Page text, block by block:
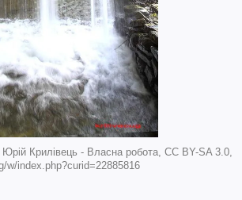
Крилівець - Власна робота, CC BY-SA 3.0,
w/index.php?curid=22885816